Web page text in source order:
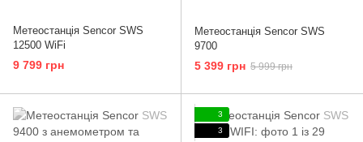
Метеостанція Sencor SWS
12500 WiFi
9 799 грн
Метеостанція Sencor SWS
9700
5 399 грн 5 999 грн
3
3